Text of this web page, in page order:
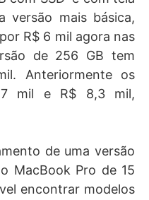
versão mais básica,
por R$ 6 mil agora nas
de 256 GB tem
Anteriormente os
7 mil e R$ 8,3 mil,
de uma versão
MacBook Pro de 15
encontrar modelos